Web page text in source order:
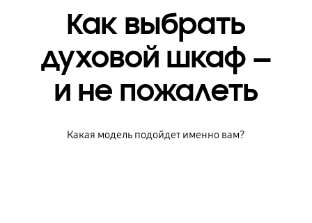
Как выбрать
духовой шкаф —
и не пожалеть
Какая модель подойдет именно вам?